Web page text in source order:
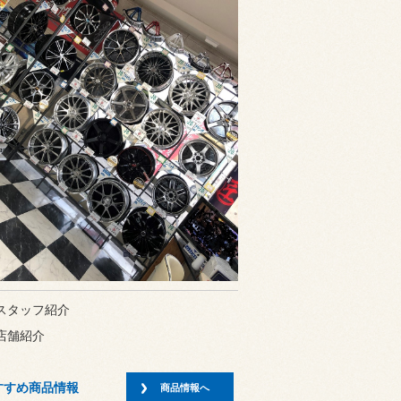
タッフ紹介
舗紹介
すめ商品情報 商品情報へ